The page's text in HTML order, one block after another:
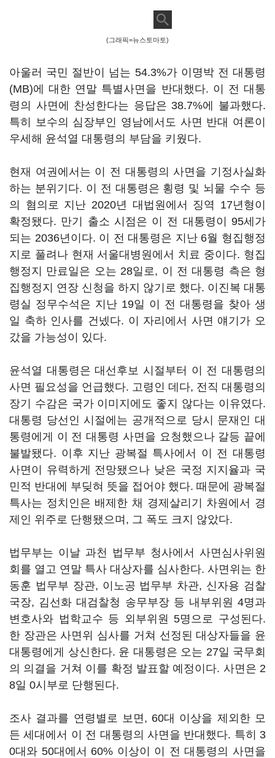
(그래픽=뉴스토마토)
아울러 국민 절반이 넘는 54.3%가 이명박 전 대통령
(MB)에 대한 연말 특별사면을 반대했다. 이 전 대통
령의 사면에 찬성한다는 응답은 38.7%에 불과했다.
특히 보수의 심장부인 영남에서도 사면 반대 여론이
우세해 윤석열 대통령의 부담을 키웠다.
현재 여권에서는 이 전 대통령의 사면을 기정사실화
하는 분위기다. 이 전 대통령은 횡령 및 뇌물 수수 등
의 혐의로 지난 2020년 대법원에서 징역 17년형이
확정됐다. 만기 출소 시점은 이 전 대통령이 95세가
되는 2036년이다. 이 전 대통령은 지난 6월 형집행정
지로 풀려나 현재 서울대병원에서 치료 중이다. 형집
행정지 만료일은 오는 28일로, 이 전 대통령 측은 형
집행정지 연장 신청을 하지 않기로 했다. 이진복 대통
령실 정무수석은 지난 19일 이 전 대통령을 찾아 생
일 축하 인사를 건넸다. 이 자리에서 사면 얘기가 오
갔을 가능성이 있다.
윤석열 대통령은 대선후보 시절부터 이 전 대통령의
사면 필요성을 언급했다. 고령인 데다, 전직 대통령의
장기 수감은 국가 이미지에도 좋지 않다는 이유였다.
대통령 당선인 시절에는 공개적으로 당시 문재인 대
통령에게 이 전 대통령 사면을 요청했으나 갈등 끝에
불발됐다. 이후 지난 광복절 특사에서 이 전 대통령
사면이 유력하게 전망됐으나 낮은 국정 지지율과 국
민적 반대에 부딪혀 뜻을 접어야 했다. 때문에 광복절
특사는 정치인은 배제한 채 경제살리기 차원에서 경
제인 위주로 단행됐으며, 그 폭도 크지 않았다.
법무부는 이날 과천 법무부 청사에서 사면심사위원
회를 열고 연말 특사 대상자를 심사한다. 사면위는 한
동훈 법무부 장관, 이노공 법무부 차관, 신자용 검찰
국장, 김선화 대검찰청 송무부장 등 내부위원 4명과
변호사와 법학교수 등 외부위원 5명으로 구성된다.
한 장관은 사면위 심사를 거쳐 선정된 대상자들을 윤
대통령에게 상신한다. 윤 대통령은 오는 27일 국무회
의 의결을 거쳐 이를 확정 발표할 예정이다. 사면은 2
8일 0시부로 단행된다.
조사 결과를 연령별로 보면, 60대 이상을 제외한 모
든 세대에서 이 전 대통령의 사면을 반대했다. 특히 3
0대와 50대에서 60% 이상이 이 전 대통령의 사면을